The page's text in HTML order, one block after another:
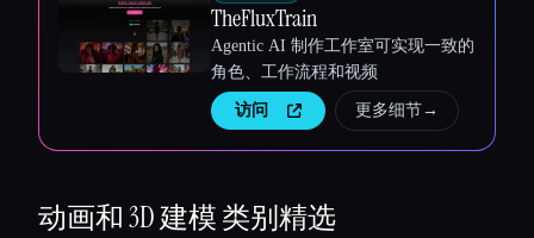
TheFluxTrain
Agentic AI 制作工作室可实现一致的
角色、工作流程和视频
访问 更多细节→
动画和 3D 建模类别精选